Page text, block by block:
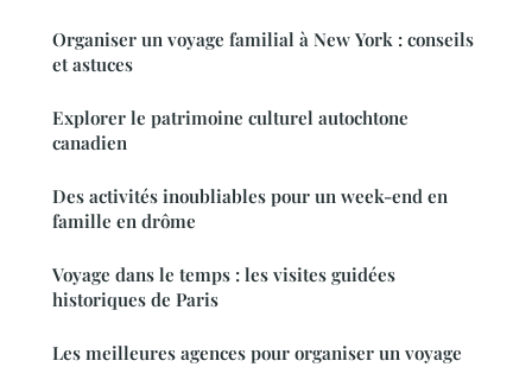
Organiser un voyage familial à New York : conseils
et astuces
Explorer le patrimoine culturel autochtone
canadien
Des activités inoubliables pour un week-end en
famille en drôme
Voyage dans le temps : les visites guidées
historiques de Paris
Les meilleures agences pour organiser un voyage